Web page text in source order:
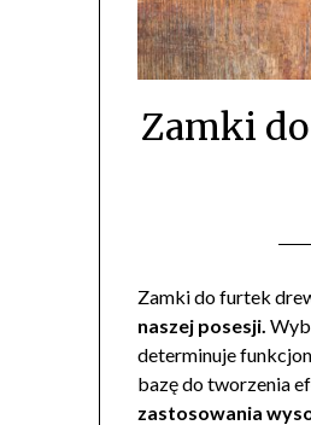
Zamki
Zamki do furtek
naszej posesji.
determinuje
bazę do tworzenia
zastosowania